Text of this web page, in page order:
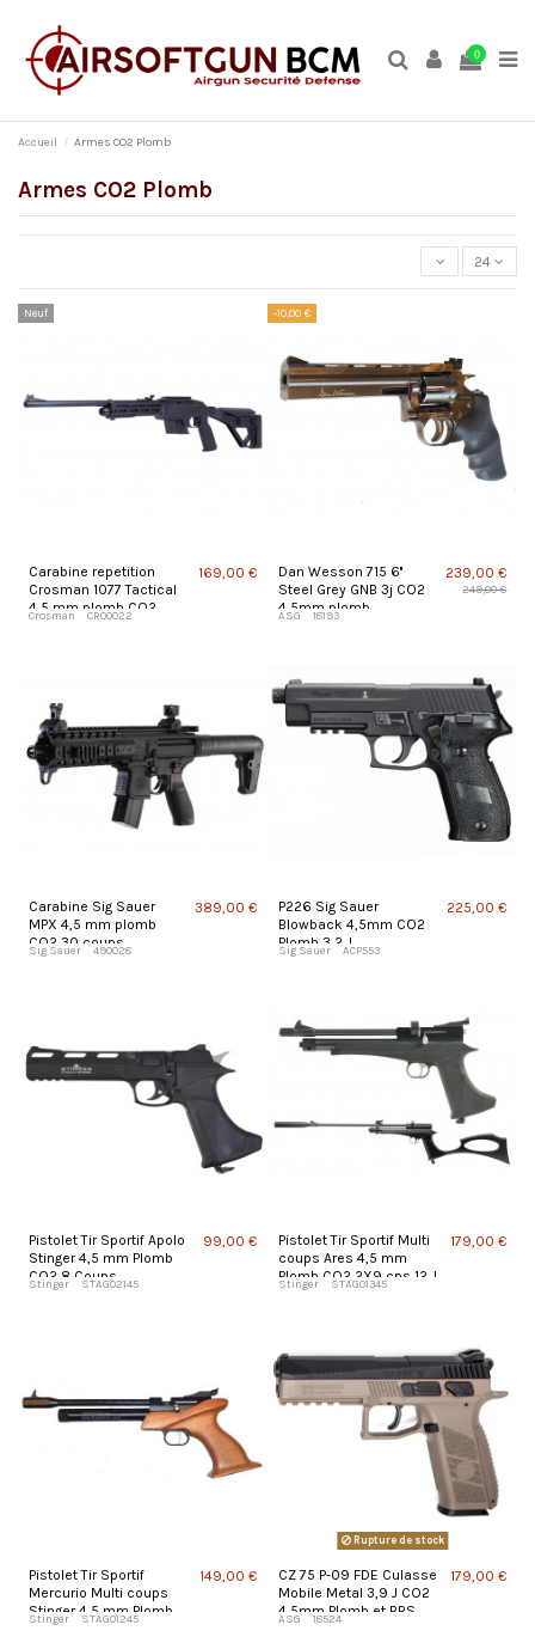
0
Accueil Armes CO2 Plomb
Armes CO2 Plomb
24
Neuf
Carabine repetition
Crosman 1077 Tactical
4,5 mm plomb CO2
Crosman CR00022
169,00 €
-10,00 €
Dan Wesson 715 6''
Steel Grey GNB 3j CO2
4,5mm plomb
ASG 18193
239,00 €
249,00 €
Carabine Sig Sauer
MPX 4,5 mm plomb
CO2 30 coups
Sig Sauer 490028
389,00 €
P226 Sig Sauer
Blowback 4,5mm CO2
Plomb 3,2 J
Sig Sauer ACP553
225,00 €
Pistolet Tir Sportif Apolo
Stinger 4,5 mm Plomb
CO2 8 Coups
Stinger STAG02145
99,00 €
Pistolet Tir Sportif Multi
coups Ares 4,5 mm
Plomb CO2 2X9 cps 12 J
Stinger STAG01345
179,00 €
Pistolet Tir Sportif
Mercurio Multi coups
Stinger 4,5 mm Plomb
CO2
Stinger STAG01245
149,00 €
Rupture de stock
CZ 75 P-09 FDE Culasse
Mobile Metal 3,9 J CO2
4,5mm Plomb et BBS
ASG 18524
179,00 €